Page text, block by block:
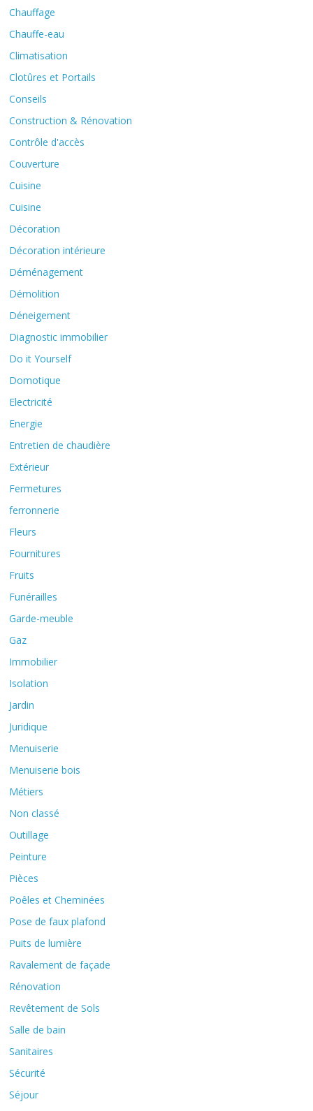
Chauffage
Chauffe-eau
Climatisation
Clotûres et Portails
Conseils
Construction & Rénovation
Contrôle d'accès
Couverture
Cuisine
Cuisine
Décoration
Décoration intérieure
Déménagement
Démolition
Déneigement
Diagnostic immobilier
Do it Yourself
Domotique
Electricité
Energie
Entretien de chaudière
Extérieur
Fermetures
ferronnerie
Fleurs
Fournitures
Fruits
Funérailles
Garde-meuble
Gaz
Immobilier
Isolation
Jardin
Juridique
Menuiserie
Menuiserie bois
Métiers
Non classé
Outillage
Peinture
Pièces
Poêles et Cheminées
Pose de faux plafond
Puits de lumière
Ravalement de façade
Rénovation
Revêtement de Sols
Salle de bain
Sanitaires
Sécurité
Séjour